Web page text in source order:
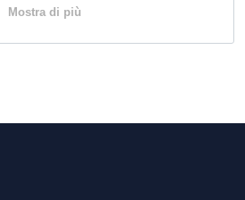
Mostra di più